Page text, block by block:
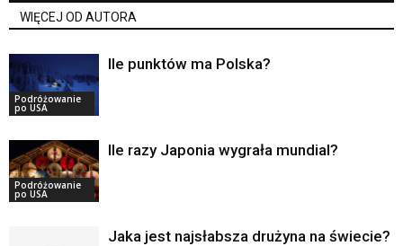
WIĘCEJ OD AUTORA
Podróżowanie
po USA
Ile punktów ma Polska?
Podróżowanie
po USA
Ile razy Japonia wygrała mundial?
Jaka jest najsłabsza drużyna na świecie?